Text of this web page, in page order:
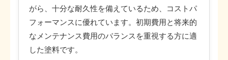
がら、十分な耐久性を備えているため、コストパ
フォーマンスに優れています。初期費用と将来的
なメンテナンス費用のバランスを重視する方に適
した塗料です。